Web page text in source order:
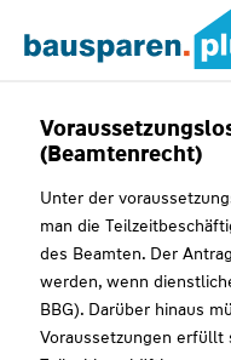
(Beamtenrecht)
Unter der
man die
des Beamten. Der
werden, wenn
BBG). Darüber hinaus
Voraussetzungen erfüllt